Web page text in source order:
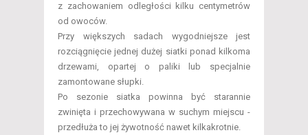
z zachowaniem odległości kilku centymetrów
od owoców.
Przy większych sadach wygodniejsze jest
rozciągnięcie jednej dużej siatki ponad kilkoma
drzewami, opartej o paliki lub specjalnie
zamontowane słupki.
Po sezonie siatka powinna być starannie
zwinięta i przechowywana w suchym miejscu -
przedłuża to jej żywotność nawet kilkakrotnie.